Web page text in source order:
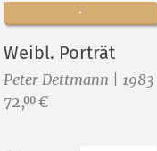
Weibl. Porträt
Peter Dettmann | 1983
Preis:
72,00 €